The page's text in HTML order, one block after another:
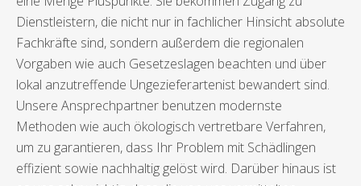
Dienstleistern, die nicht nur in fachlicher Hinsicht absolute
Fachkräfte sind, sondern außerdem die regionalen
Vorgaben wie auch Gesetzeslagen beachten und über
lokal anzutreffende Ungezieferartenist bewandert sind.
Unsere Ansprechpartner benutzen modernste
Methoden wie auch ökologisch vertretbare Verfahren,
um zu garantieren, dass Ihr Problem mit Schädlingen
effizient sowie nachhaltig gelöst wird. Darüber hinaus ist